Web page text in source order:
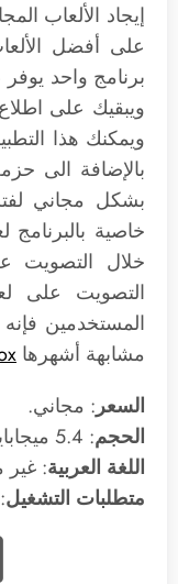
إيجاد الألعاب
على أفضل
برنامج واحد
ويبقيك على
ويمكنك هذا
بالإضافة الى
بشكل مجاني
خاصية
خلال التصويت
التصويت على
المستخدمين
مشابهة أشهرها
السعر: مجاني.
الحجم: 5.4 ميجابايت.
اللغة العربية: غير
متطلبات التشغيل: 3.0 iOS.